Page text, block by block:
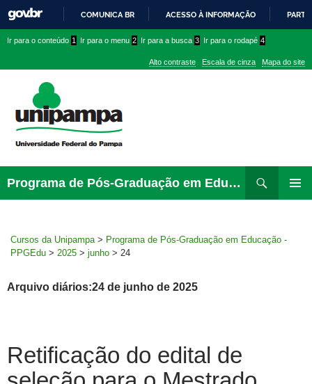
PARA
CONTEÚDO
COMUNICA BR ACESSO À INFORMAÇÃO
conteúdo
menu
superior
menu
Ir para o conteúdo 1 Ir para o menu 2 Ir para a busca 3 Ir para o rodapé 4
Alto contraste Escala de cinza Mapa do site
Programa de Pós-Graduação em Educação – PPGEdu
para
Cursos da Unipampa > Programa de Pós-Graduação em Educação -
PPGEdu > 2025 > junho > 24
Arquivo diários:24 de junho de 2025
Retificação do edital de